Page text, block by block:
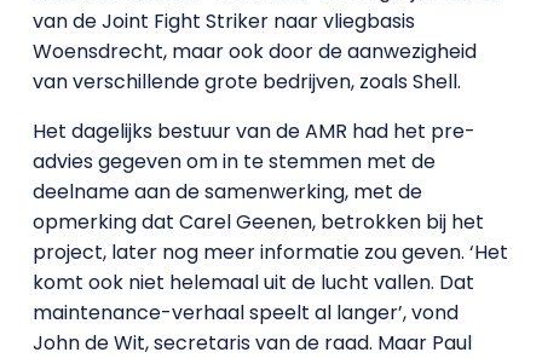
van de Joint Fight Striker naar vliegbasis
Woensdrecht, maar ook door de aanwezigheid
van verschillende grote bedrijven, zoals Shell.
Het dagelijks bestuur van de AMR had het pre-
advies gegeven om in te stemmen met de
deelname aan de samenwerking, met de
opmerking dat Carel Geenen, betrokken bij het
project, later nog meer informatie zou geven. ‘Het
komt ook niet helemaal uit de lucht vallen. Dat
maintenance-verhaal speelt al langer’, vond
John de Wit, secretaris van de raad. Maar Paul